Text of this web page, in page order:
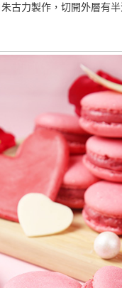
古力製作，切開外層有